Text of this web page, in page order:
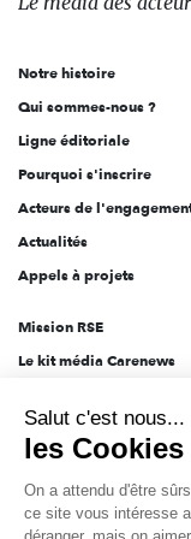
l'engagement
Notre histoire
Qui sommes-nous ?
Ligne éditoriale
Pourquoi s'inscrire
Acteurs de
Actualités
Appels à projets
Mission RSE
Le kit média Carenews
AEF info
Novethic
PRODURABLE
Inclusiv Day
Salut c'est nous...
les Cookies
On a attendu d'être
ce site vous intéresse
déranger, mais on